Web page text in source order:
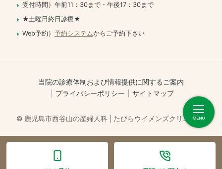
受付時間）午前11：30まで・午後17：30まで
★土曜日終日診療★
Web予約） 予約システムからご予約下さい
当院の診療体制および情報提供に関するご案内
プライバシーポリシー
サイトマップ
© 鹿児島市西谷山の産婦人科 | たびらウイメンズクリニック.